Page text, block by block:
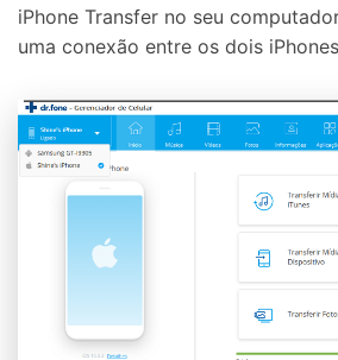
iPhone Transfer no seu
uma conexão entre os dois